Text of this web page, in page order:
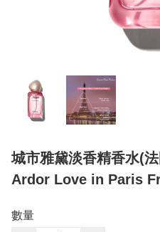
城市雅黛淡香精香水(
Ardor Love in Paris
數量